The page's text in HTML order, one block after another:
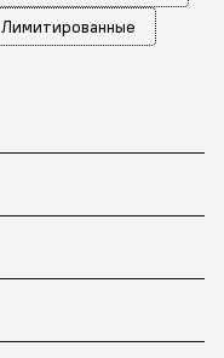
Лимитированные